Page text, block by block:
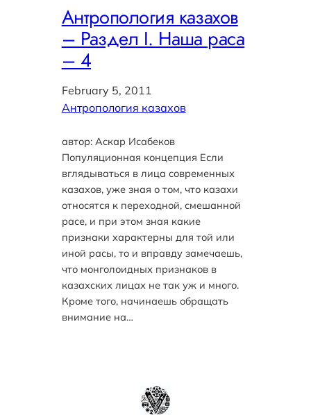
Антропология казахов
– Раздел I. Наша раса
– 4
February 5, 2011
Антропология казахов
автор: Аскар Исабеков
Популяционная концепция Если
вглядываться в лица современных
казахов, уже зная о том, что казахи
относятся к переходной, смешанной
расе, и при этом зная какие
признаки характерны для той или
иной расы, то и вправду замечаешь,
что монголоидных признаков в
казахских лицах не так уж и много.
Кроме того, начинаешь обращать
внимание на…